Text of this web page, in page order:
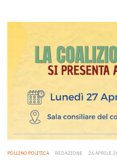
POLLINO POLITICA REDAZIONE 26 APRILE